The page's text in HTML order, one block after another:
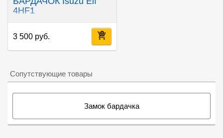
4HF1
3 500 руб.
Сопутствующие товары
Замок бардачка